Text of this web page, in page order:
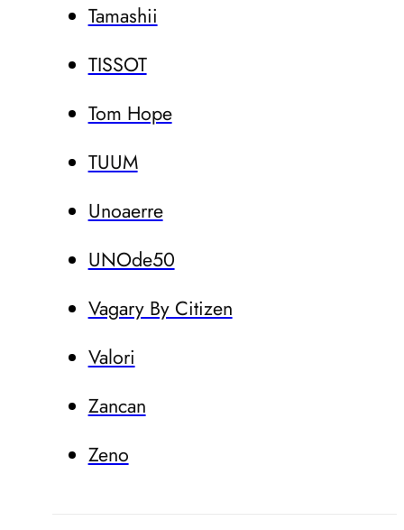
Tamashii
TISSOT
Tom Hope
TUUM
Unoaerre
UNOde50
Vagary By Citizen
Valori
Zancan
Zeno